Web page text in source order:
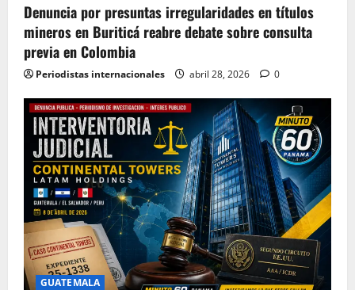
Denuncia por presuntas irregularidades en títulos
mineros en Buriticá reabre debate sobre consulta
previa en Colombia
Periodistas internacionales abril 28, 2026 0
GUATEMALA